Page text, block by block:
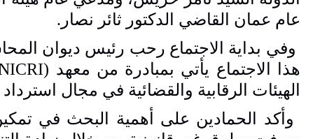
عام عمان القاضي الدكتور ثائر نصار.
وفي بداية الاجتماع رحب رئيس ديوان
هذا الاجتماع يأتي بمبادرة من معهد (
الهيئات الرقابية والقضائية في مجال
وأكد الحمادين على أهمية البحث في